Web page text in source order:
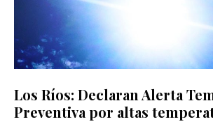
Los Ríos: Declaran Alerta
Preventiva por altas